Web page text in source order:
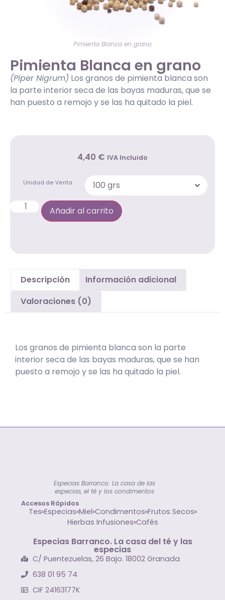
Pimienta Blanca en grano
Pimienta Blanca en grano
(Piper Nigrum) Los granos de pimienta blanca son
la parte interior seca de las bayas maduras, que se
han puesto a remojo y se las ha quitado la piel.
4,40 € IVA Incluido
Unidad de Venta
Añadir al carrito
Descripción
Información adicional
Valoraciones (0)
Los granos de pimienta blanca son la parte
interior seca de las bayas maduras, que se han
puesto a remojo y se las ha quitado la piel.
Especias Barranco. La casa de las
especias, el té y los condimentos
Accesos Rápidos
Tes Especias Miel Condimentos Frutos Secos
Hierbas Infusiones Cafés
Especias Barranco. La casa del té y las
especias
C/ Puentezuelas, 26 Bajo. 18002 Granada
638 01 95 74
CIF 24163177K